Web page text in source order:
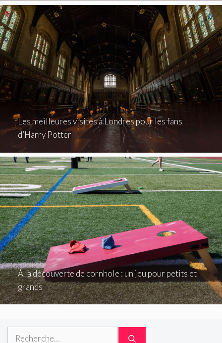
Les meilleures visites à Londres pour les fans
d’Harry Potter
À la découverte de cornhole : un jeu pour petits et
grands
Rechercher :